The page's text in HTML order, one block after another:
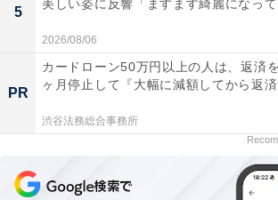
5
美しい姿に反響「ますます綺麗になっ
2026/08/06
PR
カードローン50万円以上の人は、返済
ヶ月停止して『大幅に減額してから返
渋谷法務総合事務所